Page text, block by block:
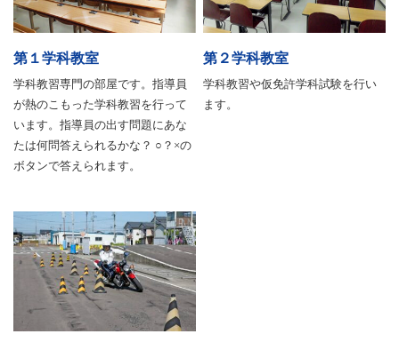
第１学科教室
学科教習専門の部屋です。指導員
が熱のこもった学科教習を行って
います。指導員の出す問題にあな
たは何問答えられるかな？ ○？×の
ボタンで答えられます。
第２学科教室
学科教習や仮免許学科試験を行い
ます。